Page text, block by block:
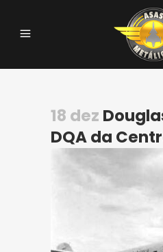
18 dez
DQA da